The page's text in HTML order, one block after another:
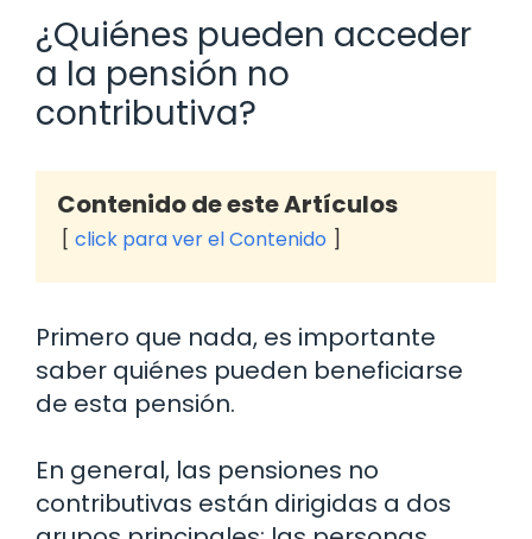
¿Quiénes pueden acceder
a la pensión no
contributiva?
Contenido de este Artículos
click para ver el Contenido
Primero que nada, es importante
saber quiénes pueden beneficiarse
de esta pensión.
En general, las pensiones no
contributivas están dirigidas a dos